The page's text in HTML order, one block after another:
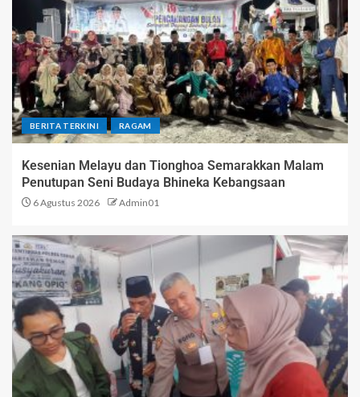
BERITA TERKINI RAGAM
Kesenian Melayu dan Tionghoa Semarakkan Malam
Penutupan Seni Budaya Bhineka Kebangsaan
6 Agustus 2026 Admin01